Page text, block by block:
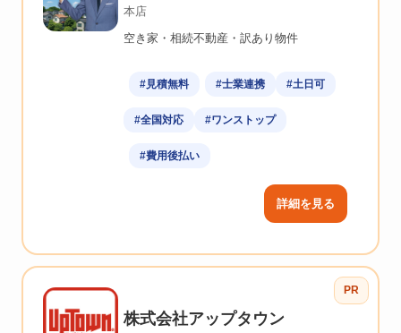
本店
空き家・相続不動産・訳あり物件
#見積無料 #士業連携 #土日可
#全国対応 #ワンストップ
#費用後払い
詳細を見る
PR
株式会社アップタウン